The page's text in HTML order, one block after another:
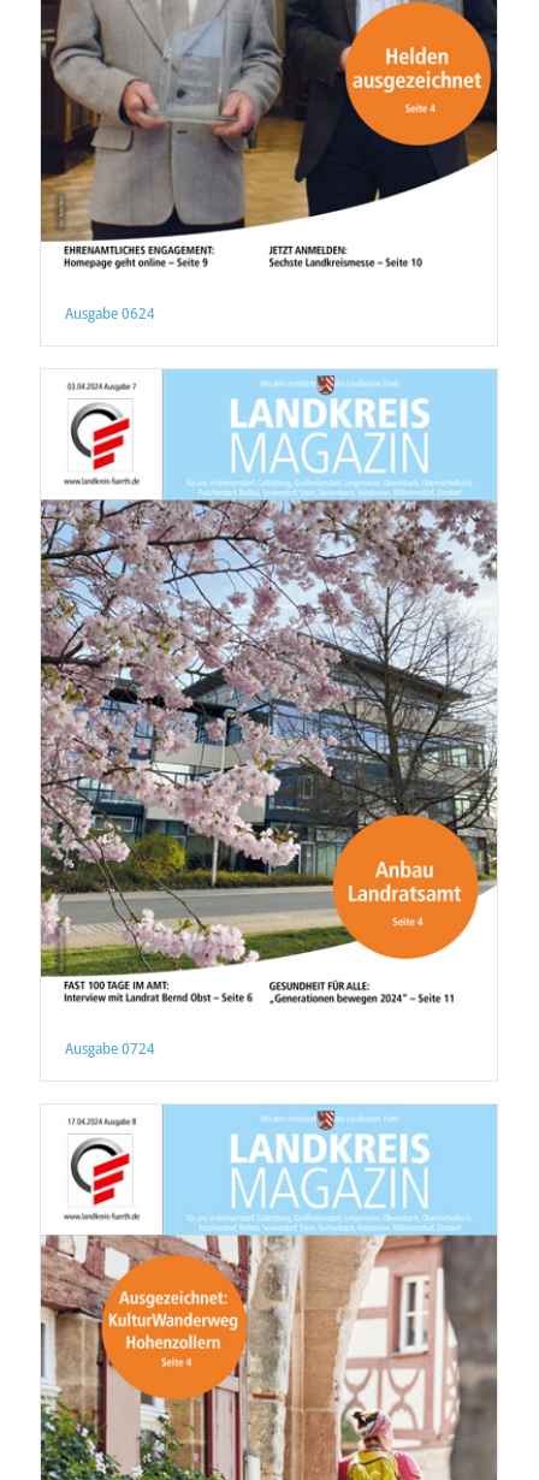
Ausgabe 0624
Ausgabe 0724